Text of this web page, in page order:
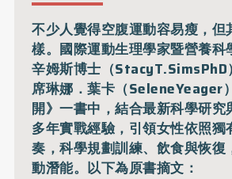
不少人覺得空腹運動容易瘦，但
樣。國際運動生理學家暨營養科
辛姆斯博士（StacyT.SimsPhD
席琳娜．葉卡（SeleneYeager
開》一書中，結合最新科學研究
多年實戰經驗，引領女性依照獨
奏，科學規劃訓練、飲食與恢復
動潛能。以下為原書摘文：